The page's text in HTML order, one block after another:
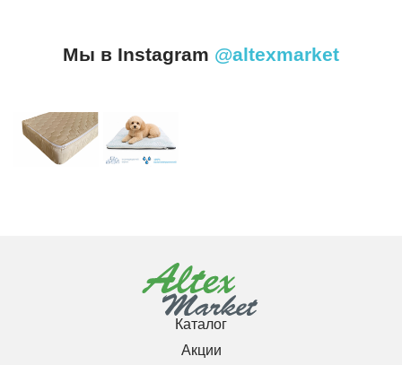
Мы в Instagram @altexmarket
Каталог
Акции